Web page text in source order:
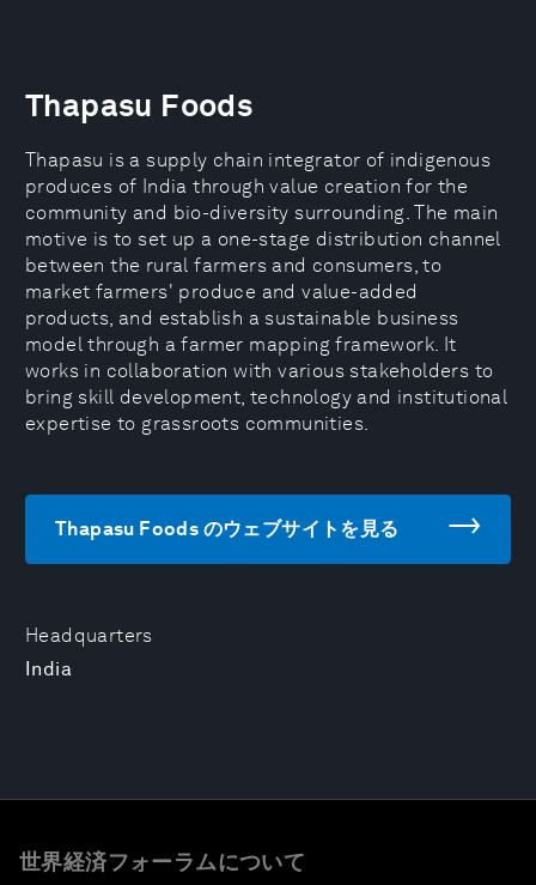
Headquarters
India
Thapasu Foods
Thapasu is a supply chain integrator of indigenous
produces of India through value creation for the
community and bio-diversity surrounding. The main
motive is to set up a one-stage distribution channel
between the rural farmers and consumers, to
market farmers' produce and value-added
products, and establish a sustainable business
model through a farmer mapping framework. It
works in collaboration with various stakeholders to
bring skill development, technology and institutional
expertise to grassroots communities.
Thapasu Foods のウェブサイトを見る
世界経済フォーラムについて